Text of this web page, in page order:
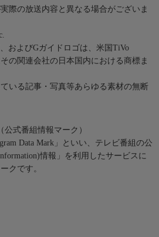
際の放送内容と異なる場合がございま
およびGガイドロゴは、米国TiVo
の関連会社の日本国内における商標ま
いる記事・写真等あらゆる素材の無断
公式番組情報マーク）
Data Mark」といい、テレビ番組の公
情報」を利用したサービスに
クです。